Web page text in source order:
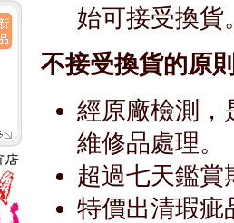
始可接受換貨
不接受換貨的原
經原廠檢測，
維修品處理。
超過七天鑑賞
特價出清瑕疵